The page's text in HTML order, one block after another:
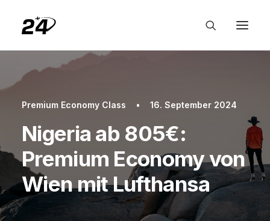
Premium Economy Class • 16. September 2024
Nigeria ab 805€:
Premium Economy von
Wien mit Lufthansa